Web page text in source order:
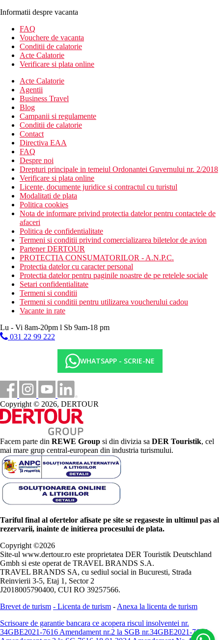
Informatii despre vacanta
FAQ
Vouchere de vacanta
Conditii de calatorie
Acte Calatorie
Verificare si plata online
Acte Calatorie
Agentii
Business Travel
Blog
Campanii si regulamente
Conditii de calatorie
Contact
Directiva EAA
FAQ
Despre noi
Drepturi principale in temeiul Ordonantei Guvernului nr. 2/2018
Verificare si plata online
Licente, documente juridice si contractul cu turistul
Modalitati de plata
Politica cookies
Nota de informare privind protectia datelor pentru contactele de
afaceri
Politica de confidentialitate
Termeni si conditii privind comercializarea biletelor de avion
Partener DERTOUR
PROTECTIA CONSUMATORILOR - A.N.P.C.
Protectia datelor cu caracter personal
Protectia datelor pentru paginile noastre de pe retelele sociale
Setari confidentialitate
Termeni si conditii
Termeni si conditii pentru utilizarea voucherului cadou
Vacante in rate
Lu - Vi 8am-20pm l Sb 9am-18 pm
031 22 99 222
WHATSAPP - SCRIE-NE
Copyright © 2026, DERTOUR
Facem parte din REWE Group si din divizia sa DER Touristik, cel
mai mare grup central-european din industria turismului.
Tariful final al ofertelor afisate pe site se regaseste in ultimul pas al
rezervarii, inainte de initierea procesului de plata.
Copyright ©2026
Site-ul www.dertour.ro este proprietatea DER Touristik Deutschland
Gmbh si este operat de TRAVEL BRANDS S.A.
TRAVEL BRANDS SA, cu sediul social in Bucuresti, Strada
Reinvierii 3-5, Etaj 1, Sector 2
J2018005790400, CUI RO 39257566.
Brevet de turism - Licenta de turism - Anexa la licenta de turism
Scrisoare de garantie bancara ce acopera riscul insolventei nr.
34GBE2021-7616 Amendament nr.2 la SGB nr.34GBE2021-7616